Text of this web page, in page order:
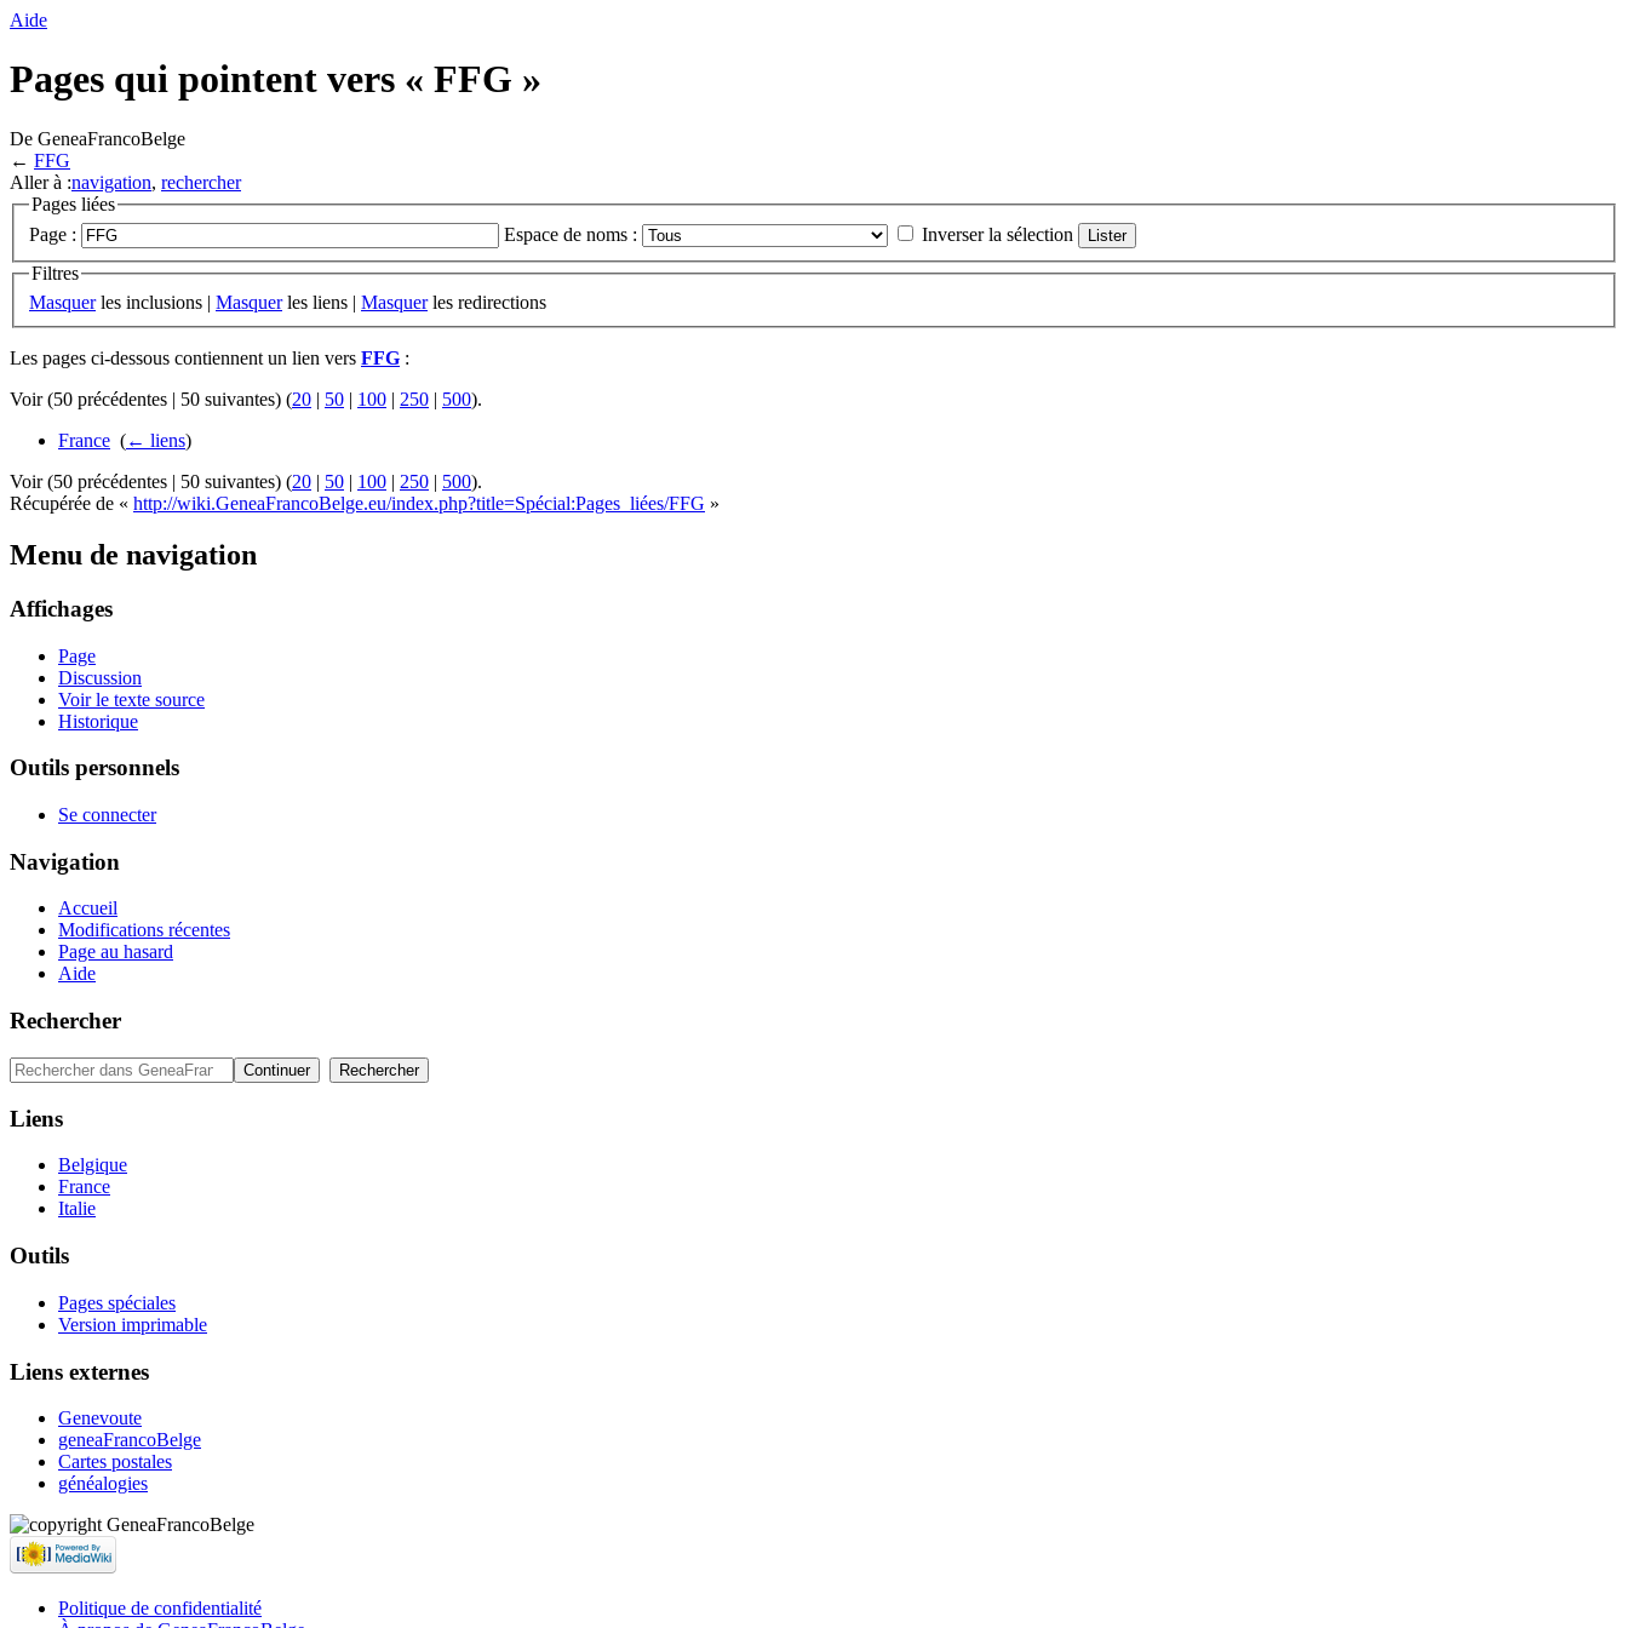
Aide
Pages qui pointent vers « FFG »
De GeneaFrancoBelge
← FFG
Aller à :navigation, rechercher
Pages liées
Page :
Espace de noms :
Inverser la sélection
Filtres
Masquerles inclusions | Masquerles liens | Masquerles redirections
Les pages ci-dessous contiennent un lien vers FFG :
Voir (50 précédentes | 50 suivantes) (20 | 50 | 100 | 250 | 500).
France (← liens)
Voir (50 précédentes | 50 suivantes) (20 | 50 | 100 | 250 | 500).
Récupérée de « http://wiki.GeneaFrancoBelge.eu/index.php?title=Spécial:Pages_liées/FFG »
Menu de navigation
Affichages
Page
Discussion
Voir le texte source
Historique
Outils personnels
Se connecter
Navigation
Accueil
Modifications récentes
Page au hasard
Aide
Rechercher
Liens
Belgique
France
Italie
Outils
Pages spéciales
Version imprimable
Liens externes
Genevoute
geneaFrancoBelge
Cartes postales
généalogies
Politique de confidentialité